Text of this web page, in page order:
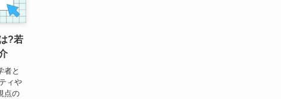
?若
者と
ィや
点の